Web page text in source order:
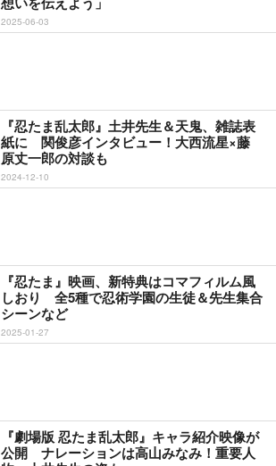
2025-06-03
『忍たま乱太郎』土井先生＆天鬼、雑誌表
紙に 関俊彦インタビュー！大西流星×藤
原丈一郎の対談も
2024-12-10
『忍たま』映画、新特典はコマフィルム風
しおり 全5種で忍術学園の生徒＆先生集合
シーンなど
2025-01-27
『劇場版 忍たま乱太郎』キャラ紹介映像が
公開 ナレーションは高山みなみ！重要人